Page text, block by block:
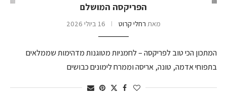
הפריקסה המושלם
מאת רחלי קרוט 16 ביולי 2026
המתכון הכי טוב לפריקסה – לחמניות מטוגנות מדהימות שממלאים
בתפוחי אדמה, טונה, אריסה וממרח לימונים כבושים